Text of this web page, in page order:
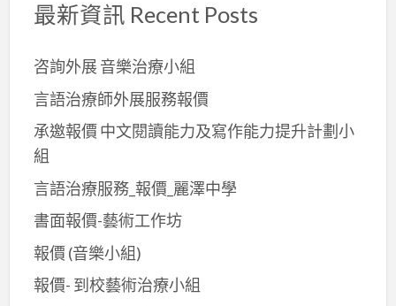
最新資訊 Recent Posts
咨詢外展 音樂治療小組
言語治療師外展服務報價
承邀報價 中文閱讀能力及寫作能力提升計劃小
組
言語治療服務_報價_麗澤中學
書面報價-藝術工作坊
報價 (音樂小組)
報價- 到校藝術治療小組